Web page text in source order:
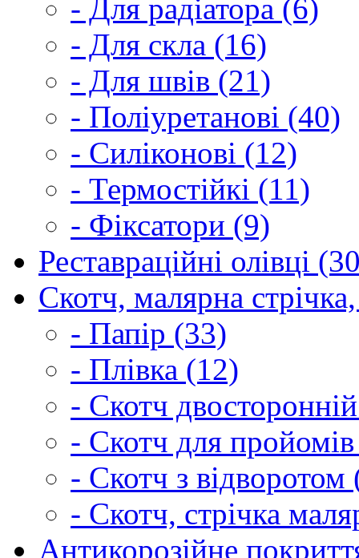
- Для радіатора (6)
- Для скла (16)
- Для швів (21)
- Поліуретанові (40)
- Силіконові (12)
- Термостійкі (11)
- Фіксатори (9)
Реставраційні олівці
Скотч, малярна
- Папір (33)
- Плівка (12)
- Скотч
- Скотч для
- Скотч з відворотом
- Скотч, стрічка
Антикорозійне